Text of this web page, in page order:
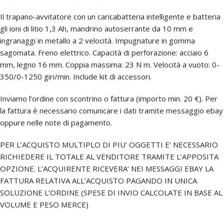
Il trapano-avvitatore con un caricabatteria intelligente e batteria
gli ioni di litio 1,3 Ah, mandrino autoserrante da 10 mm e
ingranaggi in metallo a 2 velocità. Impugnature in gomma
sagomata. Freno elettrico. Capacità di perforazione: acciaio 6
mm, legno 16 mm. Coppia massima: 23 N m. Velocità a vuoto: 0-
350/0-1250 giri/min. Include kit di accessori.
Inviamo l’ordine con scontrino o fattura (importo min. 20 €). Per
la fattura è necessario comunicare i dati tramite messaggio ebay
oppure nelle note di pagamento.
PER L’ACQUISTO MULTIPLO DI PIU’ OGGETTI E’ NECESSARIO
RICHIEDERE IL TOTALE AL VENDITORE TRAMITE L’APPOSITA
OPZIONE. L’ACQUIRENTE RICEVERA’ NEI MESSAGGI EBAY LA
FATTURA RELATIVA ALL’ACQUISTO PAGANDO IN UNICA
SOLUZIONE L’ORDINE (SPESE DI INVIO CALCOLATE IN BASE AL
VOLUME E PESO MERCE)